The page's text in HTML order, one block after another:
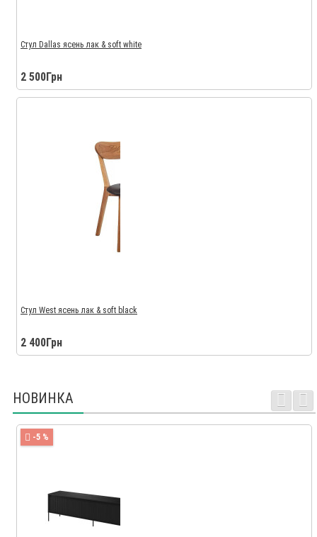
Стул Dallas ясень лак & soft white
2 500Грн
Стул West ясень лак & soft black
2 400Грн
НОВИНКА
-5 %